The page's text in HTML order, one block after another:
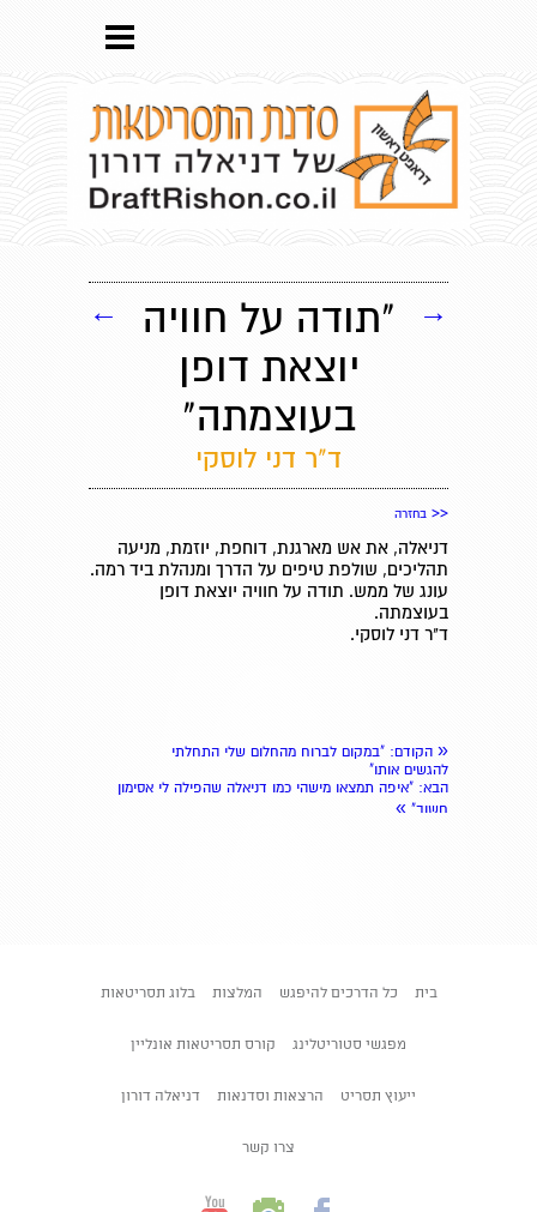
"תודה על חוויה
יוצאת דופן
בעוצמתה"
ד"ר דני לוסקי
← →
<< בחזרה
דניאלה, את אש מארגנת, דוחפת, יוזמת, מניעה
תהליכים, שולפת טיפים על הדרך ומנהלת ביד רמה.
עונג של ממש. תודה על חוויה יוצאת דופן
בעוצמתה.
ד"ר דני לוסקי.
« הקודם: "במקום לברוח מהחלום שלי התחלתי
להגשים אותו"
הבא: "איפה תמצאו מישהי כמו דניאלה שהפילה לי אסימון
חשוב" »
בית כל הדרכים להיפגש המלצות בלוג תסריטאות
מפגשי סטוריטלינג קורס תסריטאות אונליין
ייעוץ תסריט הרצאות וסדנאות דניאלה דורון
צרו קשר